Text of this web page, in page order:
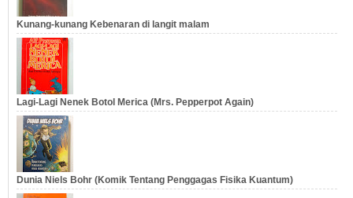
Kunang-kunang Kebenaran di langit malam
Lagi-Lagi Nenek Botol Merica (Mrs. Pepperpot Again)
Dunia Niels Bohr (Komik Tentang Penggagas Fisika Kuantum)